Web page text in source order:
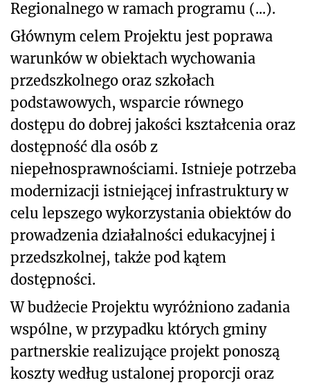
Regionalnego w ramach programu (...).
Głównym celem Projektu jest poprawa
warunków w obiektach wychowania
przedszkolnego oraz szkołach
podstawowych, wsparcie równego
dostępu do dobrej jakości kształcenia oraz
dostępność dla osób z
niepełnosprawnościami. Istnieje potrzeba
modernizacji istniejącej infrastruktury w
celu lepszego wykorzystania obiektów do
prowadzenia działalności edukacyjnej i
przedszkolnej, także pod kątem
dostępności.
W budżecie Projektu wyróżniono zadania
wspólne, w przypadku których gminy
partnerskie realizujące projekt ponoszą
koszty według ustalonej proporcji oraz